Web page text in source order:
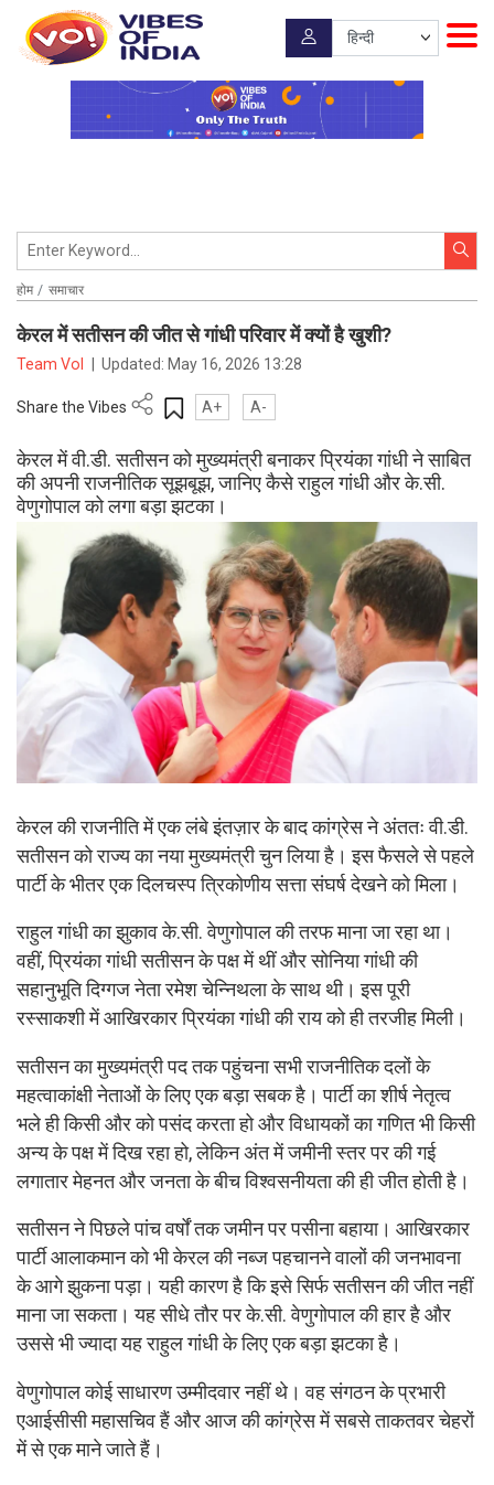
होम समाचार
केरल में सतीसन की जीत से गांधी परिवार में क्यों है खुशी?
Team VoI Updated: May 16, 2026 13:28
Share the Vibes A+ A-
केरल में वी.डी. सतीसन को मुख्यमंत्री बनाकर प्रियंका गांधी ने साबित
की अपनी राजनीतिक सूझबूझ, जानिए कैसे राहुल गांधी और के.सी.
वेणुगोपाल को लगा बड़ा झटका।
केरल की राजनीति में एक लंबे इंतज़ार के बाद कांग्रेस ने अंततः वी.डी.
सतीसन को राज्य का नया मुख्यमंत्री चुन लिया है। इस फैसले से पहले
पार्टी के भीतर एक दिलचस्प त्रिकोणीय सत्ता संघर्ष देखने को मिला।
राहुल गांधी का झुकाव के.सी. वेणुगोपाल की तरफ माना जा रहा था।
वहीं, प्रियंका गांधी सतीसन के पक्ष में थीं और सोनिया गांधी की
सहानुभूति दिग्गज नेता रमेश चेन्निथला के साथ थी। इस पूरी
रस्साकशी में आखिरकार प्रियंका गांधी की राय को ही तरजीह मिली।
सतीसन का मुख्यमंत्री पद तक पहुंचना सभी राजनीतिक दलों के
महत्वाकांक्षी नेताओं के लिए एक बड़ा सबक है। पार्टी का शीर्ष नेतृत्व
भले ही किसी और को पसंद करता हो और विधायकों का गणित भी किसी
अन्य के पक्ष में दिख रहा हो, लेकिन अंत में जमीनी स्तर पर की गई
लगातार मेहनत और जनता के बीच विश्वसनीयता की ही जीत होती है।
सतीसन ने पिछले पांच वर्षों तक जमीन पर पसीना बहाया। आखिरकार
पार्टी आलाकमान को भी केरल की नब्ज पहचानने वालों की जनभावना
के आगे झुकना पड़ा। यही कारण है कि इसे सिर्फ सतीसन की जीत नहीं
माना जा सकता। यह सीधे तौर पर के.सी. वेणुगोपाल की हार है और
उससे भी ज्यादा यह राहुल गांधी के लिए एक बड़ा झटका है।
वेणुगोपाल कोई साधारण उम्मीदवार नहीं थे। वह संगठन के प्रभारी
एआईसीसी महासचिव हैं और आज की कांग्रेस में सबसे ताकतवर चेहरों
में से एक माने जाते हैं।